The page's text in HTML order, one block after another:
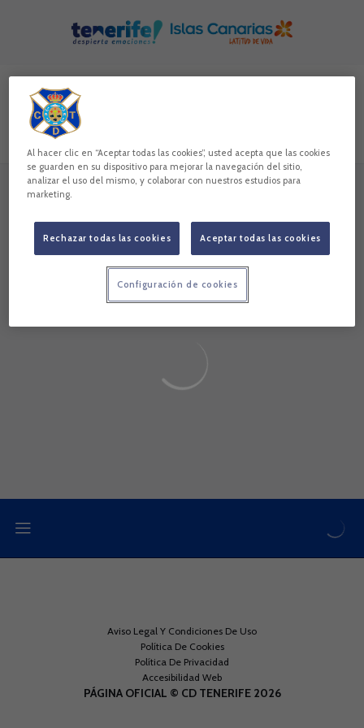
Introduce tu búsqueda, espera unos instantes y te
Todos Noticias Vídeos Galerías Jugadores
Aviso Legal Y Condiciones De Uso
Política De Cookies
Política De Privacidad
Accesibilidad Web
PÁGINA OFICIAL © CD TENERIFE 2026
Al hacer clic en “Aceptar todas las cookies”, usted acepta que las cookies
se guarden en su dispositivo para mejorar la navegación del sitio,
analizar el uso del mismo, y colaborar con nuestros estudios para
marketing.
Rechazar todas las cookies Aceptar todas las cookies
Configuración de cookies